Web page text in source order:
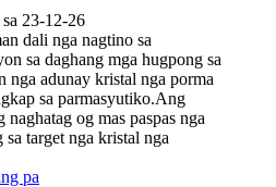
23-12-26
dali nga nagtino sa
sa daghang mga hugpong sa
nga adunay kristal nga porma
sa parmasyutiko.Ang
og mas paspas nga
sa target nga kristal nga
pa